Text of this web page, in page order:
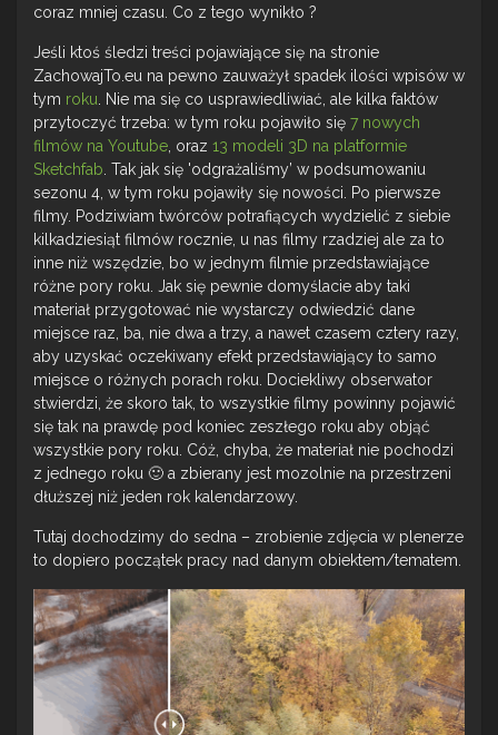
coraz mniej czasu. Co z tego wynikło ?
Jeśli ktoś śledzi treści pojawiające się na stronie
ZachowajTo.eu na pewno zauważył spadek ilości wpisów w
tym roku . Nie ma się co usprawiedliwiać, ale kilka faktów
przytoczyć trzeba: w tym roku pojawiło się 7 nowych
filmów na Youtube , oraz 13 modeli 3D na platformie
Sketchfab . Tak jak się 'odgrażaliśmy’ w podsumowaniu
sezonu 4, w tym roku pojawiły się nowości. Po pierwsze
filmy. Podziwiam twórców potrafiących wydzielić z siebie
kilkadziesiąt filmów rocznie, u nas filmy rzadziej ale za to
inne niż wszędzie, bo w jednym filmie przedstawiające
różne pory roku. Jak się pewnie domyślacie aby taki
materiał przygotować nie wystarczy odwiedzić dane
miejsce raz, ba, nie dwa a trzy, a nawet czasem cztery razy,
aby uzyskać oczekiwany efekt przedstawiający to samo
miejsce o różnych porach roku. Dociekliwy obserwator
stwierdzi, że skoro tak, to wszystkie filmy powinny pojawić
się tak na prawdę pod koniec zeszłego roku aby objąć
wszystkie pory roku. Cóż, chyba, że materiał nie pochodzi
z jednego roku 🙂 a zbierany jest mozolnie na przestrzeni
dłuższej niż jeden rok kalendarzowy.
Tutaj dochodzimy do sedna – zrobienie zdjęcia w plenerze
to dopiero początek pracy nad danym obiektem/tematem.